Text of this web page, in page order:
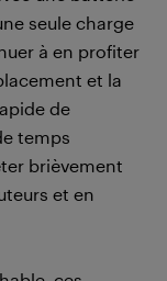
seule charge
à en profiter
et la
de
temps
brièvement
et en